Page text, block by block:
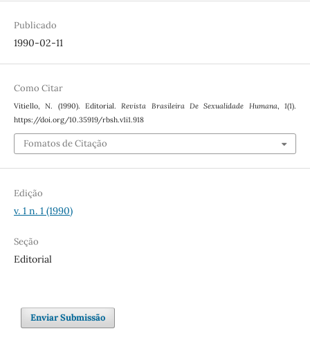
Publicado
1990-02-11
Como Citar
Vitiello, N. (1990). Editorial.Revista Brasileira De Sexualidade Humana,1(1).
https://doi.org/10.35919/rbsh.v1i1.918
Fomatos de Citação
Edição
v. 1 n. 1 (1990)
Seção
Editorial
Enviar Submissão